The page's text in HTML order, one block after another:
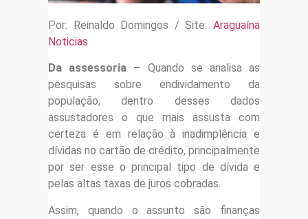
Por: Reinaldo Domingos / Site: Araguaína
Noticias
Da assessoria – Quando se analisa as
pesquisas sobre endividamento da
população, dentro desses dados
assustadores o que mais assusta com
certeza é em relação à inadimplência e
dívidas no cartão de crédito, principalmente
por ser esse o principal tipo de dívida e
pelas altas taxas de juros cobradas.
Assim, quando o assunto são finanças